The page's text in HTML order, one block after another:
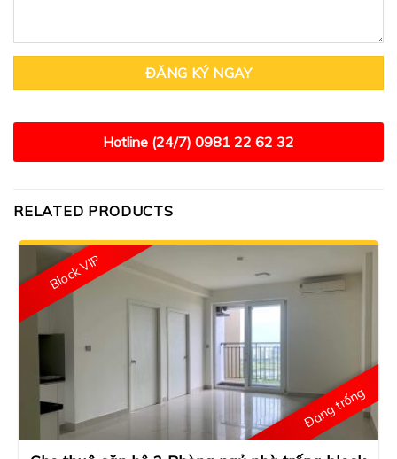
Hotline (24/7) 0981 22 62 32
RELATED PRODUCTS
Đang trống
Block VIP